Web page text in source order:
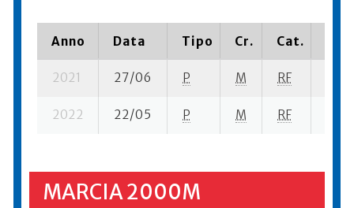
Anno Data Tipo Cr. Cat.
2021 27/06 P M RF
2022 22/05 P M RF
MARCIA 2000M